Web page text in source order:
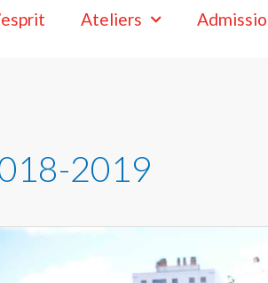
Ateliers
2019